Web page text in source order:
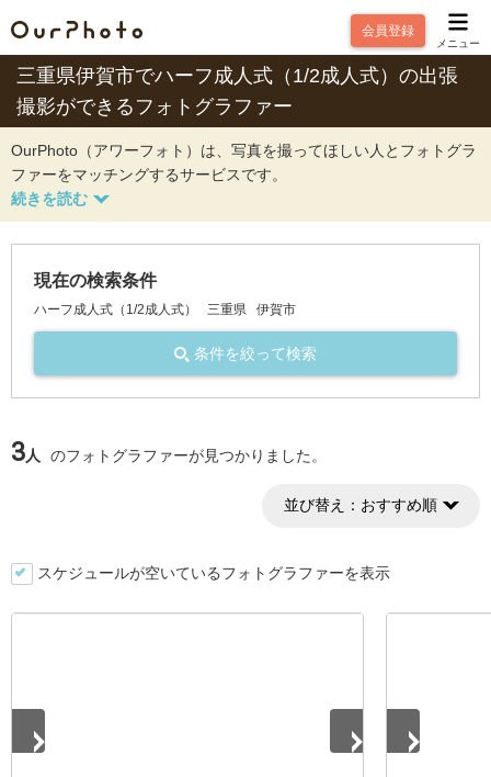
会員登録
メニュー
三重県伊賀市でハーフ成人式（1/2成人式）の出張
撮影ができるフォトグラファー
OurPhoto（アワーフォト）は、写真を撮ってほしい人とフォトグラ
ファーをマッチングするサービスです。
現在の検索条件
ハーフ成人式（1/2成人式） 三重県 伊賀市
条件を絞って検索
3人 のフォトグラファーが見つかりました。
並び替え： おすすめ順
スケジュールが空いているフォトグラファーを表示